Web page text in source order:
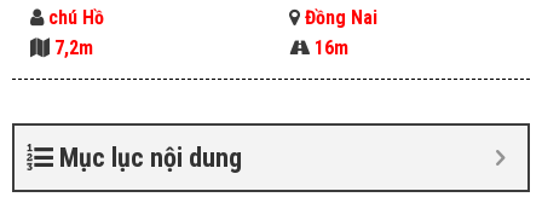
chú Hồ
Đồng Nai
7,2m
16m
Mục lục nội dung